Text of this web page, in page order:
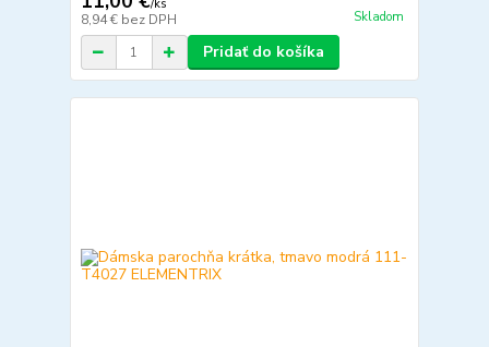
/ks
8,94 € bez DPH Skladom
Pridať do košíka